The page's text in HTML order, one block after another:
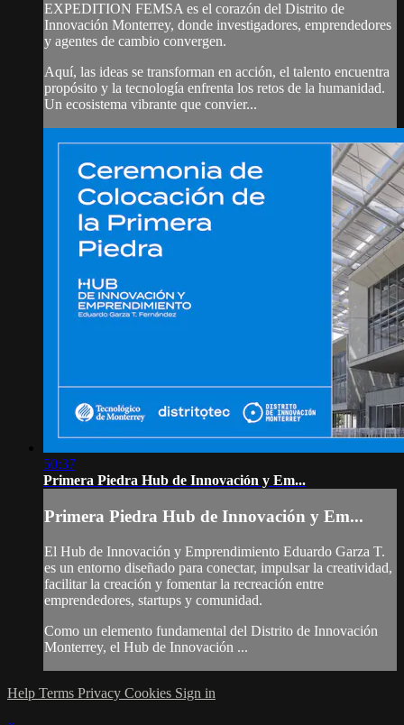
EXPEDITION FEMSA es el corazón del Distrito de
Innovación Monterrey, donde investigadores, emprendedores
y agentes de cambio convergen.
Aquí, las ideas se transforman en acción, el talento encuentra
propósito y la tecnología enfrenta los retos de la humanidad.
Un ecosistema vibrante que convier...
50:37
Primera Piedra Hub de Innovación y Em...
Primera Piedra Hub de Innovación y Em...
El Hub de Innovación y Emprendimiento Eduardo Garza T.
es un entorno diseñado para conectar, impulsar la creatividad,
facilitar la creación y fomentar la recreación entre
emprendedores, startups y comunidad.
Como un elemento fundamental del Distrito de Innovación
Monterrey, el Hub de Innovación ...
Help Terms Privacy Cookies Sign in